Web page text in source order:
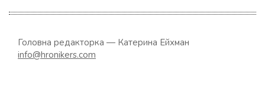
Головна редакторка — Катерина Ейхман
info@hronikers.com